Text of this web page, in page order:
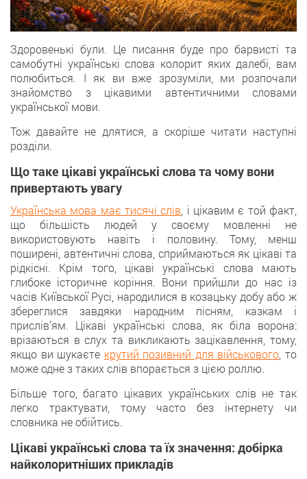
Здоровенькі були. Це писання буде про барвисті та
самобутні українські слова колорит яких далебі, вам
полюбиться. І як ви вже зрозуміли, ми розпочали
знайомство з цікавими автентичними словами
української мови.
Тож давайте не длятися, а скоріше читати наступні
розділи.
Що таке цікаві українські слова та чому вони
привертають увагу
Українська мова має тисячі слів , і цікавим є той факт,
що більшість людей у своєму мовленні не
використовують навіть і половину. Тому, менш
поширені, автентичні слова, сприймаються як цікаві та
рідкісні. Крім того, цікаві українські слова мають
глибоке історичне коріння. Вони прийшли до нас із
часів Київської Русі, народилися в козацьку добу або ж
збереглися завдяки народним пісням, казкам і
прислів’ям. Цікаві українські слова, як біла ворона:
врізаються в слух та викликають зацікавлення, тому,
якщо ви шукаєте крутий позивний для військового , то
може одне з таких слів впорається з цією роллю.
Більше того, багато цікавих українських слів не так
легко трактувати, тому часто без інтернету чи
словника не обійтись.
Цікаві українські слова та їх значення: добірка
найколоритніших прикладів